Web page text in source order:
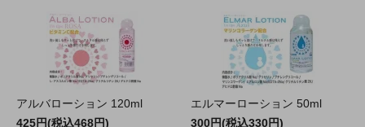
アルバローション 120ml
425円(税込468円)
エルマーローション 50ml
300円(税込330円)